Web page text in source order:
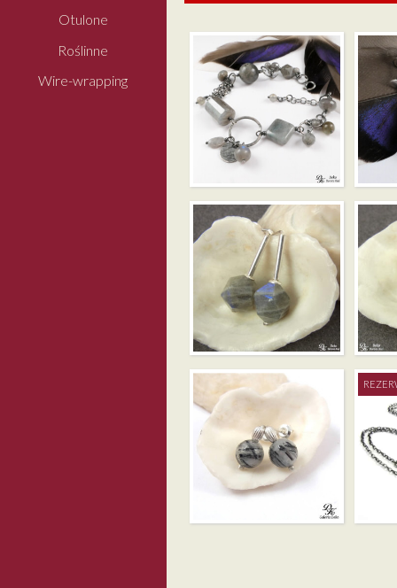
Otulone
Roślinne
Wire-wrapping
LABRADORYT NA
SUROWO –
MINIMALIZM –
LABRADORYT
WIELOŚCIAN
MINI –
MINI – KWARC